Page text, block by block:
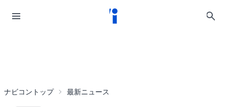
ナビコントップ 最新ニュース